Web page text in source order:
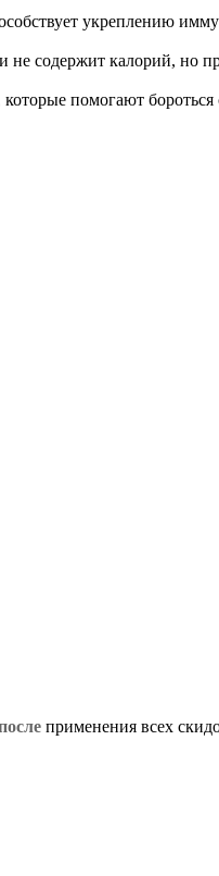
укреплению
не содержит калорий, но
помогают
применения всех